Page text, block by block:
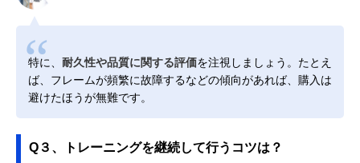
特に、 耐久性や品質に関する評価を注視しましょう。たとえ
ば、フレームが頻繁に故障するなどの傾向があれば、購入は
避けたほうが無難です。
Q３、トレーニングを継続して行うコツは？